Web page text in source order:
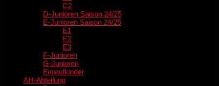
C2
D-Junioren Saison 24/25
E-Junioren Saison 24/25
E1
E2
E3
F-Junioren
G-Junioren
Einlaufkinder
AH-Abteilung